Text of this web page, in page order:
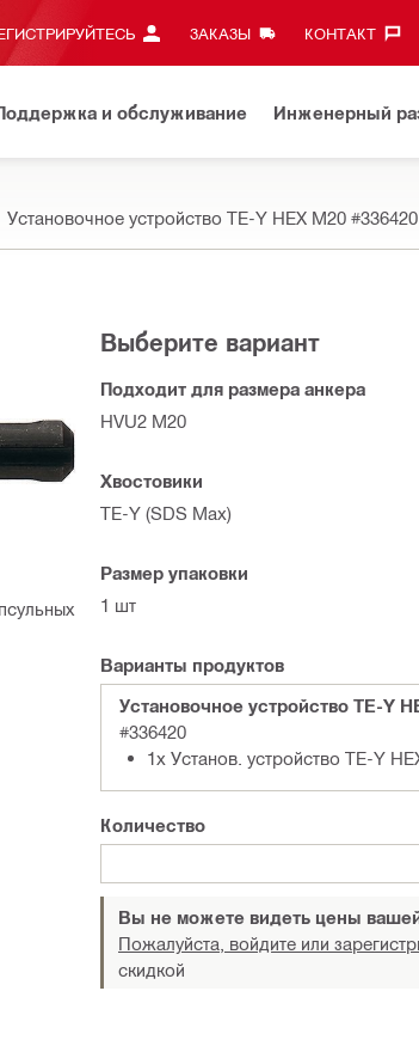
ЗАКАЗЫ КОНТАКТ‎
и обслуживание Инженерный
Установочное устройство TE-Y HEX M20 #336420
Выберите вариант
Подходит для размера анкера
HVU2 M20
Хвостовики
TE-Y (SDS Max)
Размер упаковки
1 шт
Варианты продуктов
Установочное устройство TE-Y
#336420
1x Установ. устройство TE-Y
Количество
Вы не можете видеть цены
Пожалуйста, войдите или
скидкой